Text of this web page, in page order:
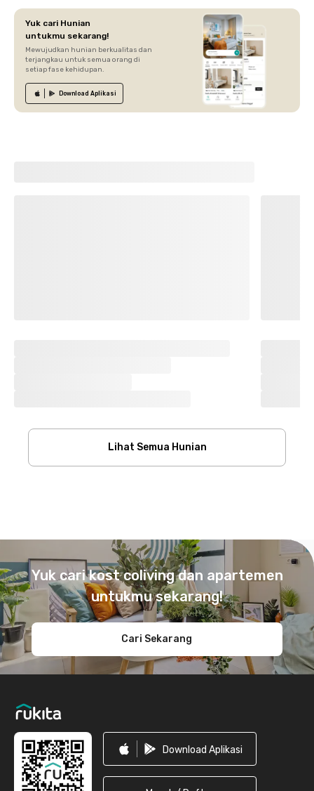
Yuk cari Hunian
untukmu sekarang!
Mewujudkan hunian berkualitas dan
terjangkau untuk semua orang di
setiap fase kehidupan.
Download Aplikasi
Lihat Semua Hunian
Yuk cari kost coliving dan apartemen
untukmu sekarang!
Cari Sekarang
Download Aplikasi